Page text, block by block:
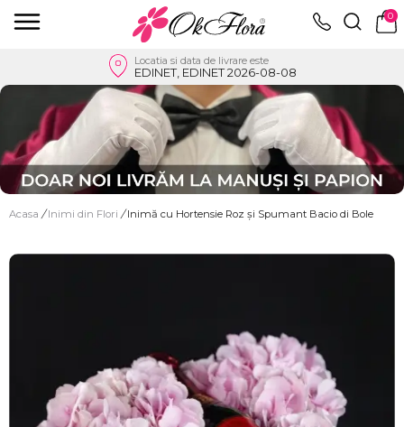
0
Locatia si data de livrare este
EDINET, EDINET 2026-08-08
Acasa / Inimi din Flori / Inimă cu Hortensie Roz și Spumant Bacio di Bole